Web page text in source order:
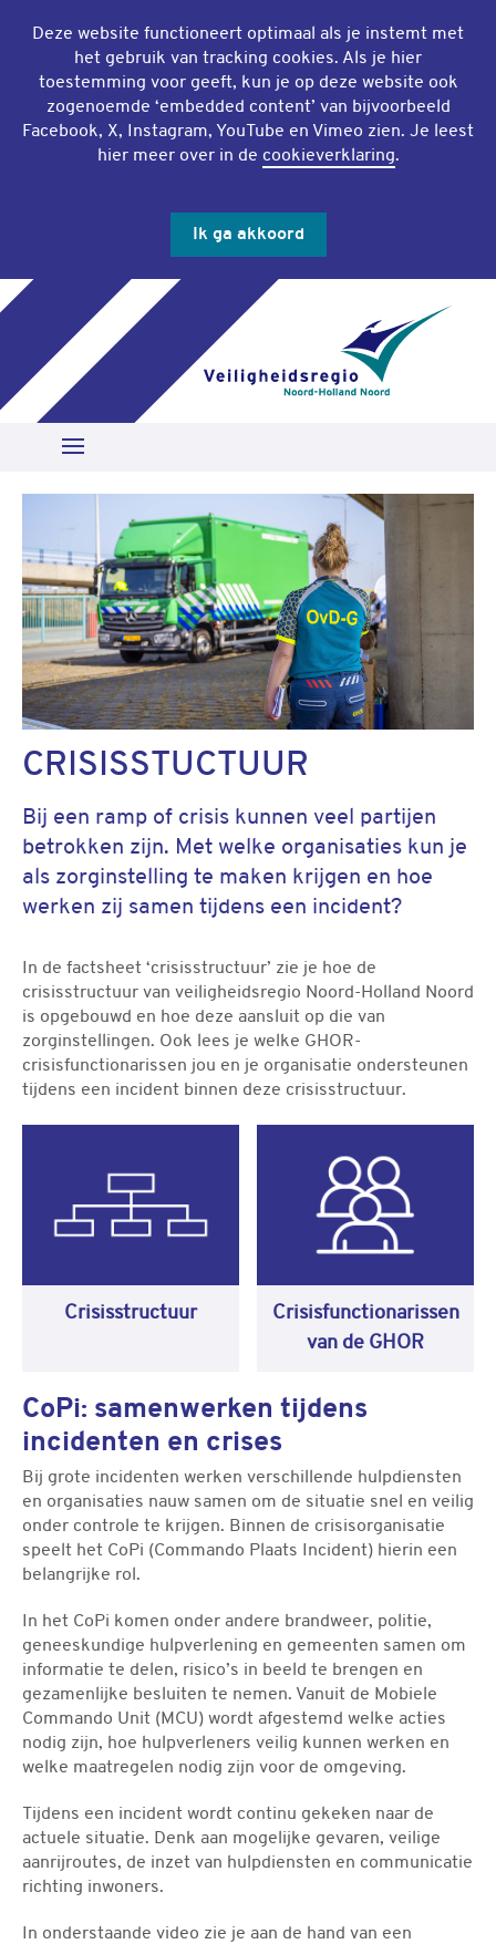
Deze website functioneert optimaal als je instemt met
het gebruik van tracking cookies. Als je hier
toestemming voor geeft, kun je op deze website ook
zogenoemde ‘embedded content’ van bijvoorbeeld
Facebook, X, Instagram, YouTube en Vimeo zien. Je leest
hier meer over in de cookieverklaring.
Ik ga akkoord
Open Menu
Zoeken
CRISISSTUCTUUR
Bij een ramp of crisis kunnen veel partijen
betrokken zijn. Met welke organisaties kun je
als zorginstelling te maken krijgen en hoe
werken zij samen tijdens een incident?
In de factsheet ‘crisisstructuur’ zie je hoe de
crisisstructuur van veiligheidsregio Noord-Holland Noord
is opgebouwd en hoe deze aansluit op die van
zorginstellingen. Ook lees je welke GHOR-
crisisfunctionarissen jou en je organisatie ondersteunen
tijdens een incident binnen deze crisisstructuur.
Crisisstructuur
Crisisfunctionarissen
van de GHOR
CoPi: samenwerken tijdens
incidenten en crises
Bij grote incidenten werken verschillende hulpdiensten
en organisaties nauw samen om de situatie snel en veilig
onder controle te krijgen. Binnen de crisisorganisatie
speelt het CoPi (Commando Plaats Incident) hierin een
belangrijke rol.
In het CoPi komen onder andere brandweer, politie,
geneeskundige hulpverlening en gemeenten samen om
informatie te delen, risico’s in beeld te brengen en
gezamenlijke besluiten te nemen. Vanuit de Mobiele
Commando Unit (MCU) wordt afgestemd welke acties
nodig zijn, hoe hulpverleners veilig kunnen werken en
welke maatregelen nodig zijn voor de omgeving.
Tijdens een incident wordt continu gekeken naar de
actuele situatie. Denk aan mogelijke gevaren, veilige
aanrijroutes, de inzet van hulpdiensten en communicatie
richting inwoners.
In onderstaande video zie je aan de hand van een